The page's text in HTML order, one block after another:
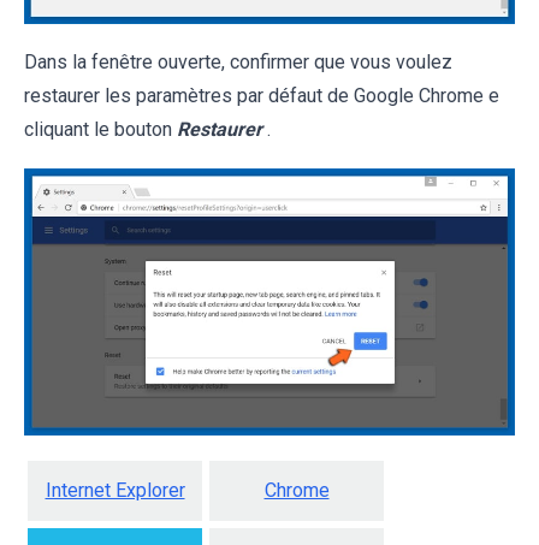
Dans la fenêtre ouverte, confirmer que vous voulez
restaurer les paramètres par défaut de Google Chrome e
cliquant le bouton Restaurer .
Internet Explorer Chrome